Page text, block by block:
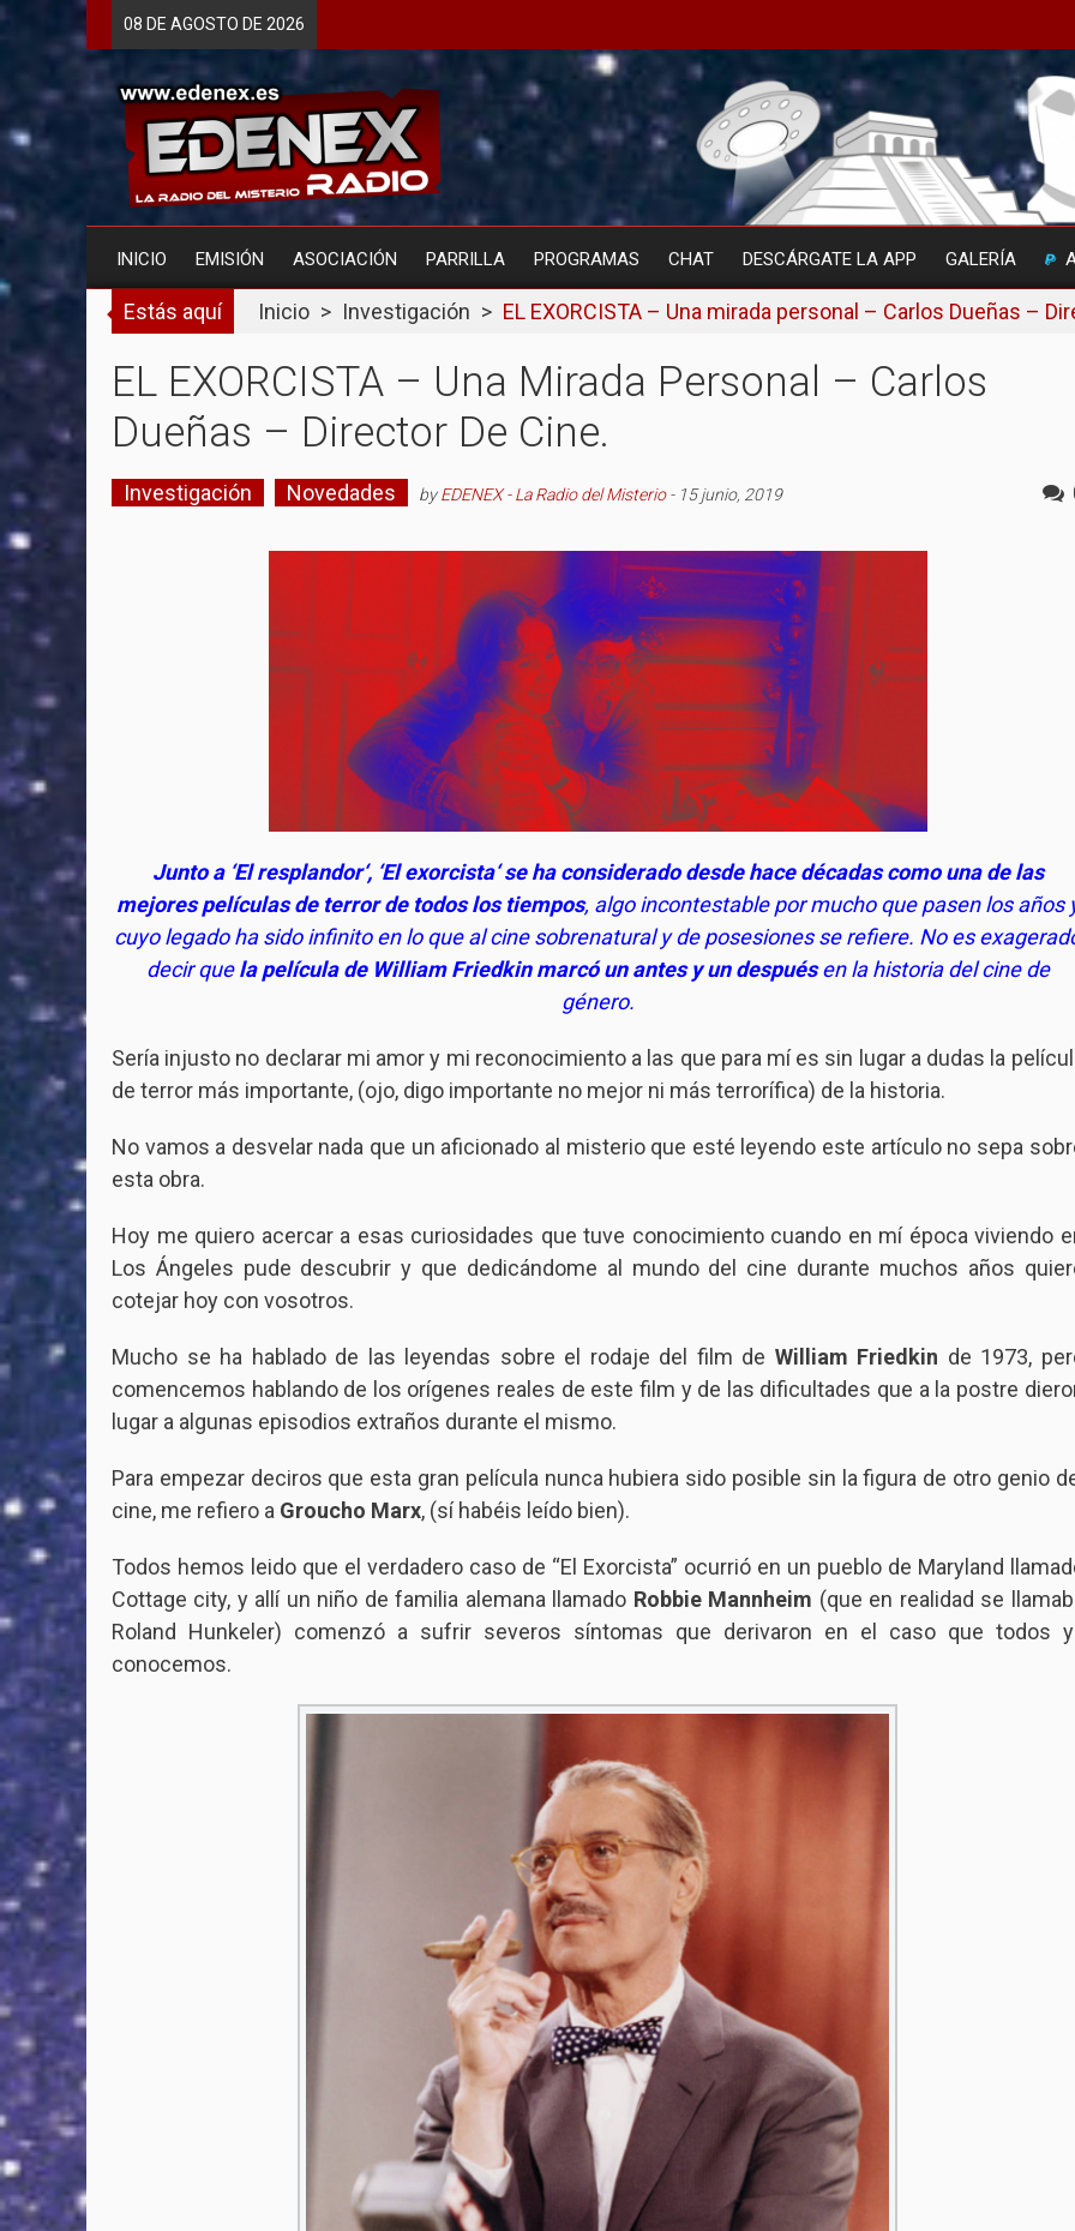
Skip
to
content
08 DE AGOSTO DE 2026
INICIO EMISIÓN ASOCIACIÓN PARRILLA PROGRAMAS CHAT DESCÁRGATE LA APP GALERÍA
Estás aquí Inicio > Investigación > EL EXORCISTA – Una mirada personal – Carlos Dueñas –
EL EXORCISTA – Una Mirada Personal – Carlos
Dueñas – Director De Cine.
Investigación Novedades byEDENEX - La Radio del Misterio- 15 junio, 2019
Junto a ‘El resplandor‘, ‘El exorcista‘ se ha considerado desde hace décadas como una de las
mejores películas de terror de todos los tiempos, algo incontestable por mucho que pasen los años
cuyo legado ha sido infinito en lo que al cine sobrenatural y de posesiones se refiere. No es
decir quela película de William Friedkinmarcó un antes y un despuésen la historia del cine de
género.
Sería injusto no declarar mi amor y mi reconocimiento a las que para mí es sin lugar a dudas la
de terror más importante, (ojo, digo importante no mejor ni más terrorífica) de la historia.
No vamos a desvelar nada que un aficionado al misterio que esté leyendo este artículo no sepa
esta obra.
Hoy me quiero acercar a esas curiosidades que tuve conocimiento cuando en mí época viviendo
Los Ángeles pude descubrir y que dedicándome al mundo del cine durante muchos años
cotejar hoy con vosotros.
Mucho se ha hablado de las leyendas sobre el rodaje del film de William Friedkin de 1973,
comencemos hablando de los orígenes reales de este film y de las dificultades que a la postre
lugar a algunas episodios extraños durante el mismo.
Para empezar deciros que esta gran película nunca hubiera sido posible sin la figura de otro genio
cine, me refiero a Groucho Marx, (sí habéis leído bien).
Todos hemos leido que el verdadero caso de “El Exorcista” ocurrió en un pueblo de Maryland
Cottage city, y allí un niño de familia alemana llamado Robbie Mannheim (que en realidad se
Roland Hunkeler) comenzó a sufrir severos síntomas que derivaron en el caso que todos
conocemos.